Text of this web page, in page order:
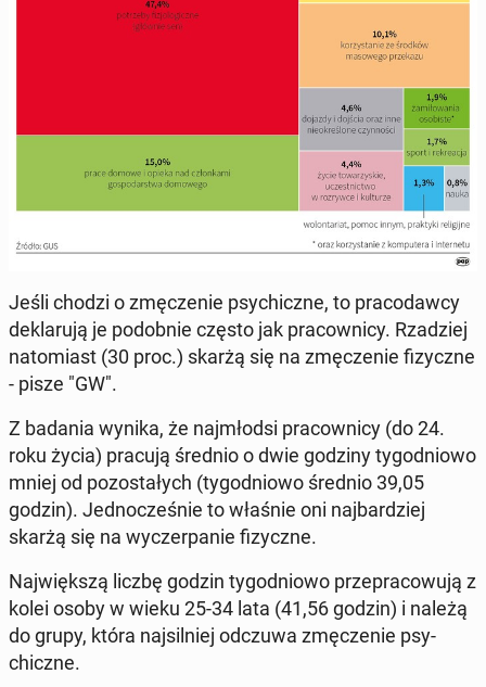
Jeśli chodzi o zmę­cze­nie psy­chicz­ne, to pra­co­daw­cy
de­kla­ru­ją je po­dob­nie często jak pra­cow­ni­cy. Rza­dziej
na­to­miast (30 proc.) skarżą się na zmę­cze­nie fi­zycz­ne
- pisze "GW".
Z badania wynika, że naj­młod­si pra­cow­ni­cy (do 24.
roku życia) pracują średnio o dwie godziny ty­go­dnio­wo
mniej od po­zo­sta­łych (ty­go­dnio­wo średnio 39,05
godzin). Jed­no­cze­śnie to właśnie oni naj­bar­dziej
skarżą się na wy­czer­pa­nie fi­zycz­ne.
Naj­więk­szą liczbę godzin ty­go­dnio­wo prze­pra­co­wu­ją z
kolei osoby w wieku 25-34 lata (41,56 godzin) i należą
do grupy, która naj­sil­niej odczuwa zmę­cze­nie psy­
chicz­ne.